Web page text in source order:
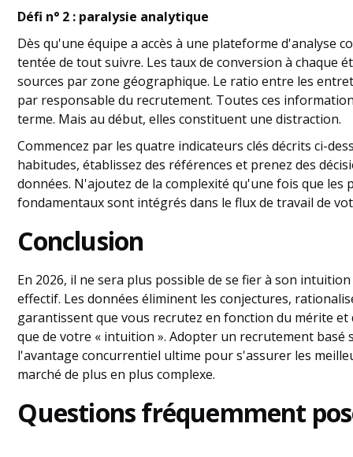
Défi n° 2 : paralysie analytique
Dès qu'une équipe a accès à une plateforme d'analyse
tentée de tout suivre. Les taux de conversion à chaque
sources par zone géographique. Le ratio entre les
par responsable du recrutement. Toutes ces
terme. Mais au début, elles constituent une distraction.
Commencez par les quatre indicateurs clés décrits ci-
habitudes, établissez des références et prenez des
données. N'ajoutez de la complexité qu'une fois que les
fondamentaux sont intégrés dans le flux de travail de
Conclusion
En 2026, il ne sera plus possible de se fier à son
effectif. Les données éliminent les conjectures,
garantissent que vous recrutez en fonction du mérite
que de votre « intuition ». Adopter un recrutement basé
l'avantage concurrentiel ultime pour s'assurer les
marché de plus en plus complexe.
Questions fréquemment